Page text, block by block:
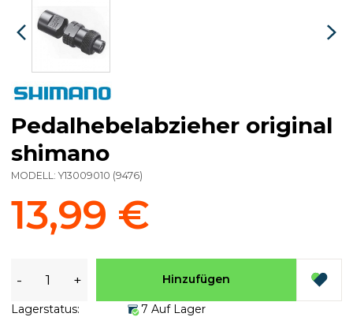
Pedalhebelabzieher original
shimano
MODELL: Y13009010 (9476)
13,99 €
- + Hinzufügen
Lagerstatus:
7 Auf Lager